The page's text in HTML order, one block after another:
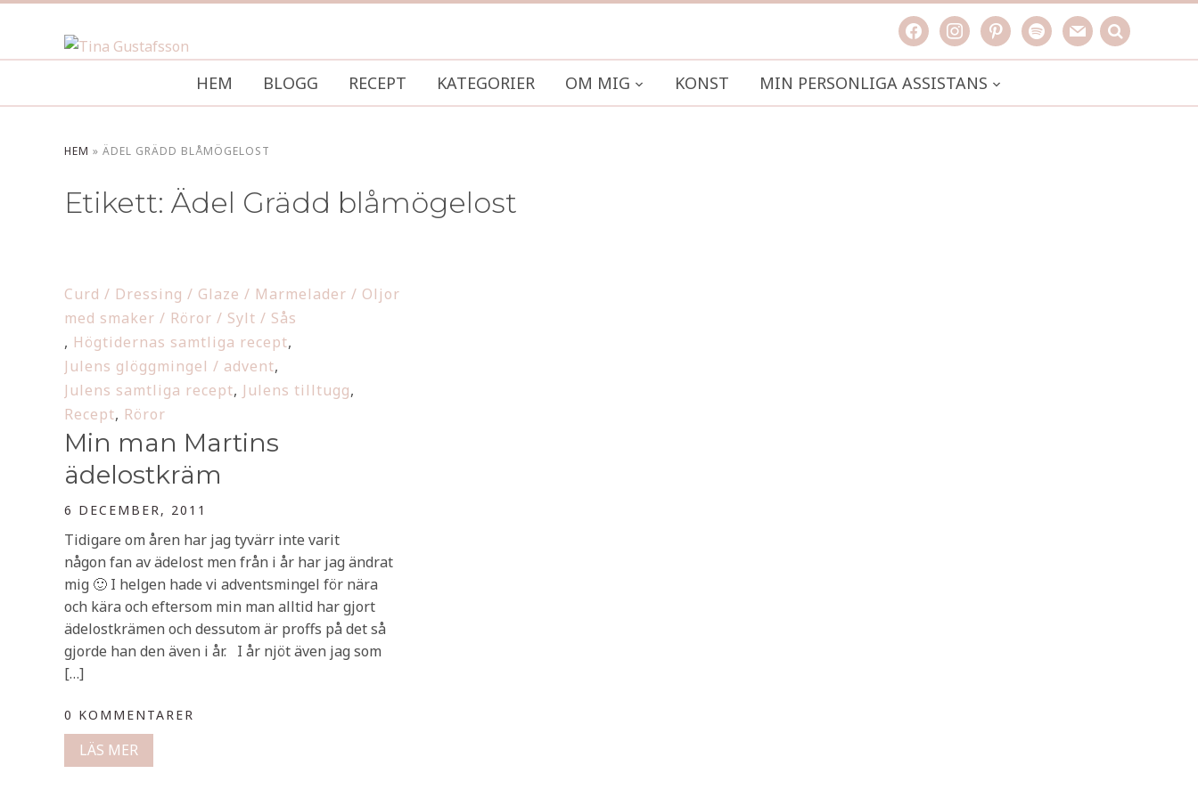
facebookinstagrampinterestspotifymail search
HEM BLOGG RECEPT KATEGORIER OM MIG KONST MIN PERSONLIGA ASSISTANS
HEM » ÄDEL GRÄDD BLÅMÖGELOST
Etikett: Ädel Grädd blåmögelost
Curd / Dressing / Glaze / Marmelader / Oljor
med smaker / Röror / Sylt / Sås
, Högtidernas samtliga recept,
Julens glöggmingel / advent,
Julens samtliga recept, Julens tilltugg,
Recept, Röror
Min man Martins
ädelostkräm
6 DECEMBER, 2011
Tidigare om åren har jag tyvärr inte varit
någon fan av ädelost men från i år har jag ändrat
mig 🙂 I helgen hade vi adventsmingel för nära
och kära och eftersom min man alltid har gjort
ädelostkrämen och dessutom är proffs på det så
gjorde han den även i år. I år njöt även jag som
[…]
0 KOMMENTARER
LÄS MER